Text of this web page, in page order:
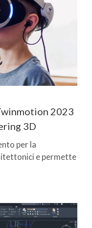
2023
3D
per la
e permette